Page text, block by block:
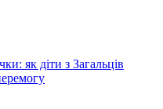
як діти з Загальців